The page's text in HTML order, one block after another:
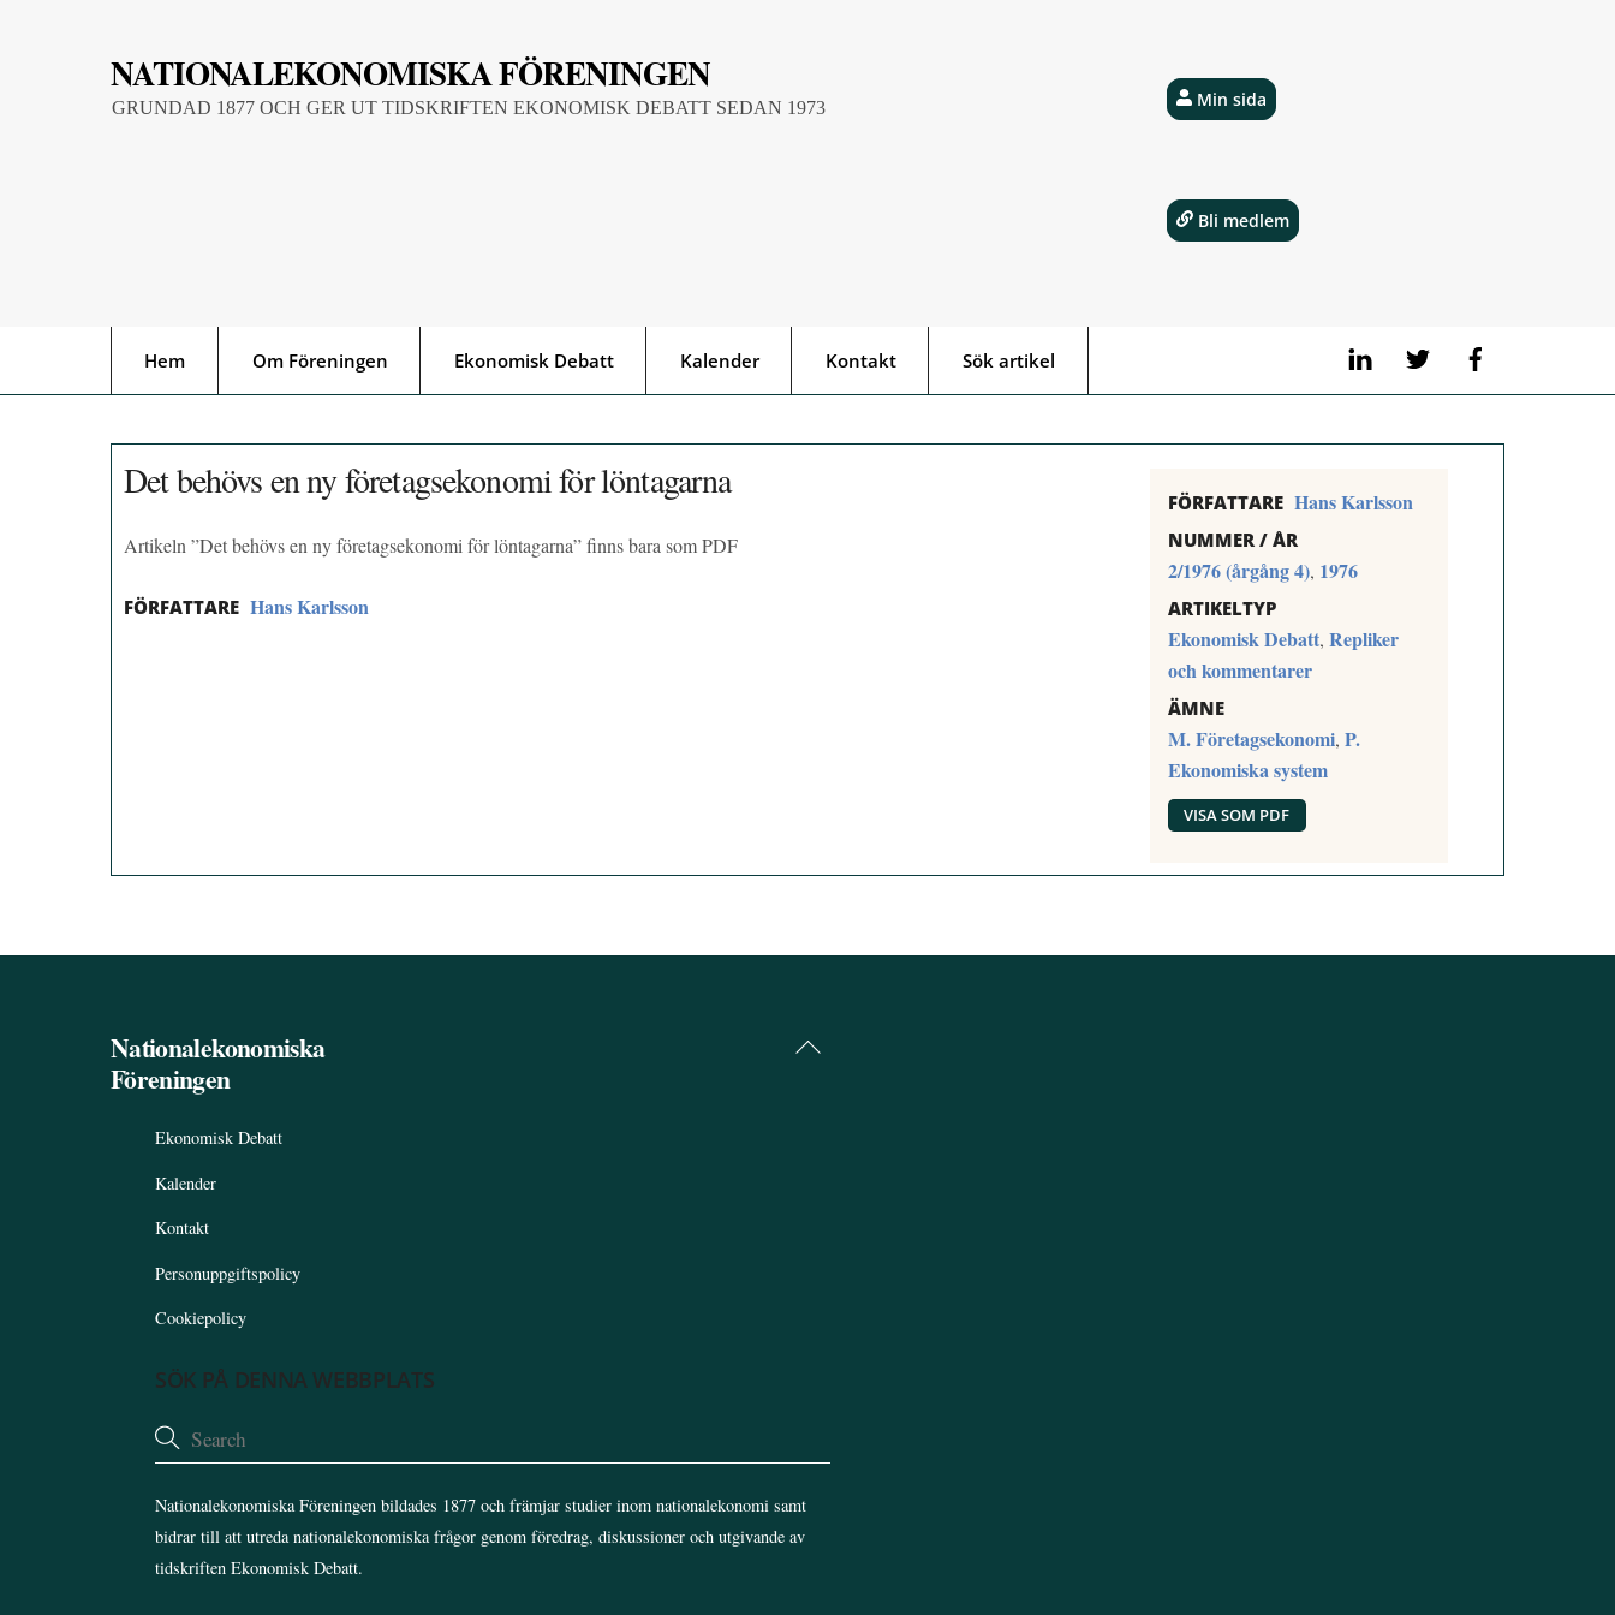
NATIONALEKONOMISKA FÖRENINGEN
GRUNDAD 1877 OCH GER UT TIDSKRIFTEN EKONOMISK DEBATT SEDAN 1973
LinkedIn Twitter
Hem Om Föreningen Ekonomisk Debatt Kalender Kontakt Sök artikel
Min sida
Bli medlem
Det behövs en ny företagsekonomi för löntagarna
Artikeln ”Det behövs en ny företagsekonomi för löntagarna” finns bara som PDF
FÖRFATTARE Hans Karlsson
FÖRFATTARE Hans Karlsson
NUMMER / ÅR
2/1976 (årgång 4), 1976
ARTIKELTYP
Ekonomisk Debatt, Repliker
och kommentarer
ÄMNE
M. Företagsekonomi, P.
Ekonomiska system
VISA SOM PDF
Back
Nationalekonomiska
Föreningen
Ekonomisk Debatt
Kalender
Kontakt
Personuppgiftspolicy
Cookiepolicy
SÖK PÅ DENNA WEBBPLATS
Nationalekonomiska Föreningen bildades 1877 och främjar studier inom nationalekonomi samt
bidrar till att utreda nationalekonomiska frågor genom föredrag, diskussioner och utgivande av
tidskriften Ekonomisk Debatt.